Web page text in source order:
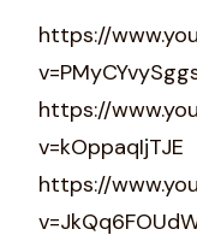
https://
https://
v=kOppaqIjTJE
https://